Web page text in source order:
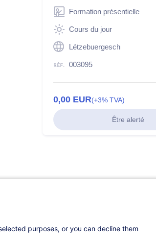
Formation présentielle
Cours du jour
Lëtzebuergesch
003095
0,00 EUR(+3% TVA)
Être alerté
purposes, or you can decline them